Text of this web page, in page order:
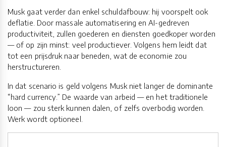
Musk gaat verder dan enkel schuldafbouw: hij voorspelt ook
deflatie. Door massale automatisering en AI-gedreven
productiviteit, zullen goederen en diensten goedkoper worden
— of op zijn minst: veel productiever. Volgens hem leidt dat
tot een prijsdruk naar beneden, wat de economie zou
herstructureren.
In dat scenario is geld volgens Musk niet langer de dominante
“hard currency.” De waarde van arbeid — en het traditionele
loon — zou sterk kunnen dalen, of zelfs overbodig worden.
Werk wordt optioneel.